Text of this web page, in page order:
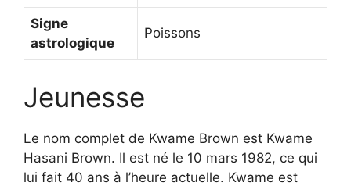
Signe
astrologique
Poissons
Jeunesse
Le nom complet de Kwame Brown est Kwame
Hasani Brown. Il est né le 10 mars 1982, ce qui
lui fait 40 ans à l’heure actuelle. Kwame est